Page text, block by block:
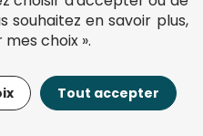
Ajouter au panier
souhaitez en savoir plus,
choix ».
Tout accepter